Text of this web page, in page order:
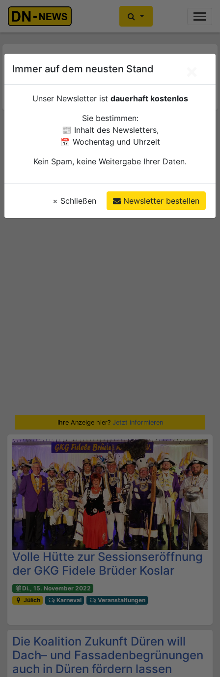
Ihre Anzeige hier? Jetzt informieren
Tag:15. November
2022
Einbrüche in Düren und
Aldenhoven
Di., 15. November 2022
Ihre Anzeige hier? Jetzt informieren
Volle Hütte zur Sessionseröffnung
der GKG Fidele Brüder Koslar
Di., 15. November 2022
Jülich
Karneval Veranstaltungen
Die Koalition Zukunft Düren will
Dach– und Fassadenbegrünungen
auch in Düren fördern lassen
Immer auf dem neusten Stand
Unser Newsletter ist dauerhaft kostenlos
Sie bestimmen:
📰 Inhalt des Newsletters,
📅 Wochentag und Uhrzeit
Kein Spam, keine Weitergabe Ihrer Daten.
× Schließen Newsletter bestellen